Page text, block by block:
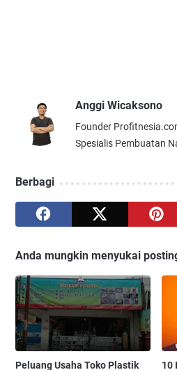
Anggi Wicaksono
Founder
Spesialis Pembuatan
Berbagi
Anda mungkin menyukai
Peluang Usaha Toko Plastik 10